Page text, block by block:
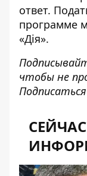
ответ.
программе
«Дія».
чтобы не